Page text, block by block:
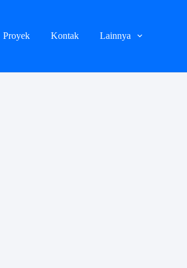
Proyek Kontak Lainnya